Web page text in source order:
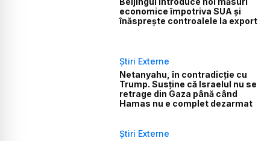
economice împotriva SUA și
înăsprește controalele la export
Știri Externe
Netanyahu, în contradicție cu
Trump. Susține că Israelul nu se
retrage din Gaza până când
Hamas nu e complet dezarmat
Știri Externe